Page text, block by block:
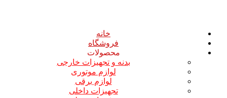
خانه
فروشگاه
محصولات
بدنه و تجهیزات خارجی
لوازم موتوری
لوازم برقی
تجهیزات داخلی